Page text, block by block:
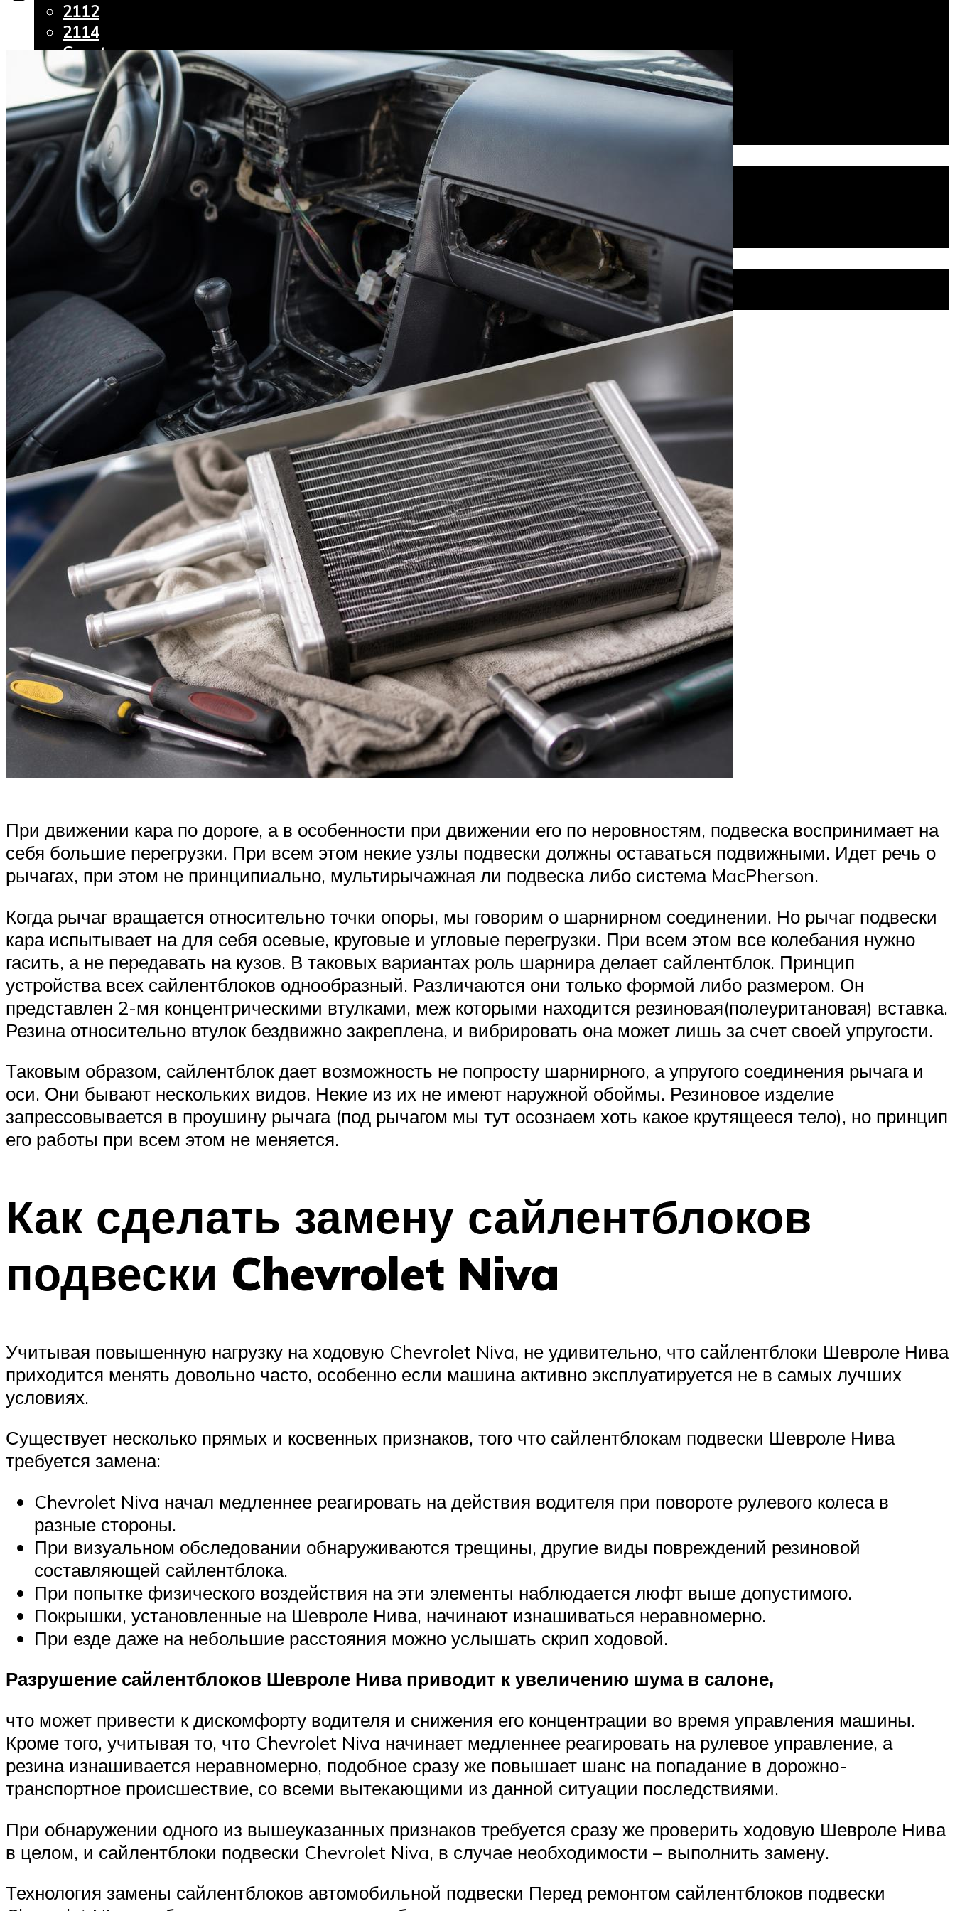
2112
2114
Granta
Kalina
Largus
Priora
Vesta
Chevrolet
Aveo
Lacetti
Lanos
Niva
Fusion
Suzuki
Меню
При движении кара по дороге, а в особенности при движении его по неровностям, подвеска воспринимает на
себя большие перегрузки. При всем этом некие узлы подвески должны оставаться подвижными. Идет речь о
рычагах, при этом не принципиально, мультирычажная ли подвеска либо система MacPherson.
Когда рычаг вращается относительно точки опоры, мы говорим о шарнирном соединении. Но рычаг подвески
кара испытывает на для себя осевые, круговые и угловые перегрузки. При всем этом все колебания нужно
гасить, а не передавать на кузов. В таковых вариантах роль шарнира делает сайлентблок. Принцип
устройства всех сайлентблоков однообразный. Различаются они только формой либо размером. Он
представлен 2-мя концентрическими втулками, меж которыми находится резиновая(полеуритановая) вставка.
Резина относительно втулок бездвижно закреплена, и вибрировать она может лишь за счет своей упругости.
Таковым образом, сайлентблок дает возможность не попросту шарнирного, а упругого соединения рычага и
оси. Они бывают нескольких видов. Некие из их не имеют наружной обоймы. Резиновое изделие
запрессовывается в проушину рычага (под рычагом мы тут осознаем хоть какое крутящееся тело), но принцип
его работы при всем этом не меняется.
Как сделать замену сайлентблоков
подвески Chevrolet Niva
Учитывая повышенную нагрузку на ходовую Chevrolet Niva, не удивительно, что сайлентблоки Шевроле Нива
приходится менять довольно часто, особенно если машина активно эксплуатируется не в самых лучших
условиях.
Существует несколько прямых и косвенных признаков, того что сайлентблокам подвески Шевроле Нива
требуется замена:
Chevrolet Niva начал медленнее реагировать на действия водителя при повороте рулевого колеса в
разные стороны.
При визуальном обследовании обнаруживаются трещины, другие виды повреждений резиновой
составляющей сайлентблока.
При попытке физического воздействия на эти элементы наблюдается люфт выше допустимого.
Покрышки, установленные на Шевроле Нива, начинают изнашиваться неравномерно.
При езде даже на небольшие расстояния можно услышать скрип ходовой.
Разрушение сайлентблоков Шевроле Нива приводит к увеличению шума в салоне,
что может привести к дискомфорту водителя и снижения его концентрации во время управления машины.
Кроме того, учитывая то, что Chevrolet Niva начинает медленнее реагировать на рулевое управление, а
резина изнашивается неравномерно, подобное сразу же повышает шанс на попадание в дорожно-
транспортное происшествие, со всеми вытекающими из данной ситуации последствиями.
При обнаружении одного из вышеуказанных признаков требуется сразу же проверить ходовую Шевроле Нива
в целом, и сайлентблоки подвески Chevrolet Niva, в случае необходимости – выполнить замену.
Технология замены сайлентблоков автомобильной подвески Перед ремонтом сайлентблоков подвески